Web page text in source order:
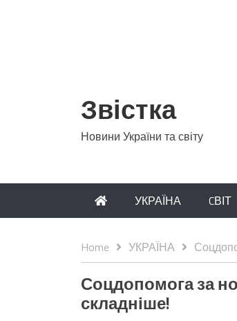
Звістка
Новини України та світу
УКРАЇНА CВІТ
Home УКРАЇНА
Соцдопомога за
складніше!